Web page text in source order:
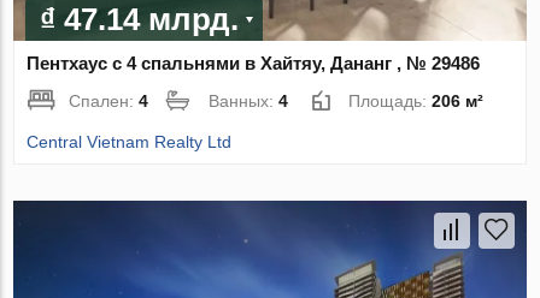
₫ 47.14 млрд.
Пентхаус с 4 спальнями в Хайтяу, Дананг , № 29486
Спален:4 Ванных:4 Площадь:206 м²
Central Vietnam Realty Ltd